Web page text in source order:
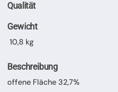
Qualität
Gewicht
10,8 kg
Beschreibung
offene Fläche 32,7%